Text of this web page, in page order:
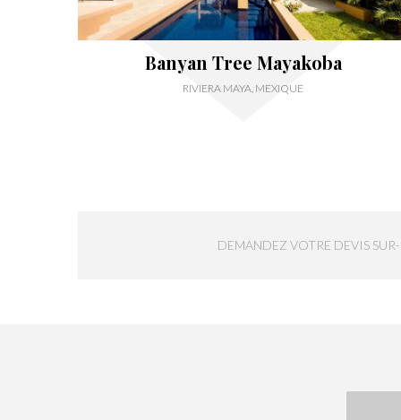
Banyan Tree Mayakoba
RIVIERA MAYA, MEXIQUE
DEMANDEZ VOTRE DEVIS